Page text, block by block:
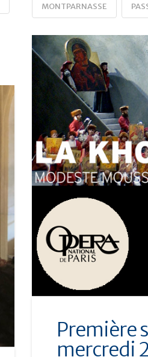
MONTPARNASSE
Première
mercredi